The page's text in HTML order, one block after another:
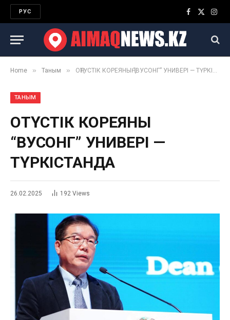
РУС
Facebook
X
Home » Таным » ОҢТҮСТІК КОРЕЯНЫҢ “ВУСОНГ” УНИВЕРІ — ТҮРКІСТАНДА
ТАНЫМ
ОҢТҮСТІК КОРЕЯНЫҢ
“ВУСОНГ” УНИВЕРІ —
ТҮРКІСТАНДА
26.02.2025 192 Views